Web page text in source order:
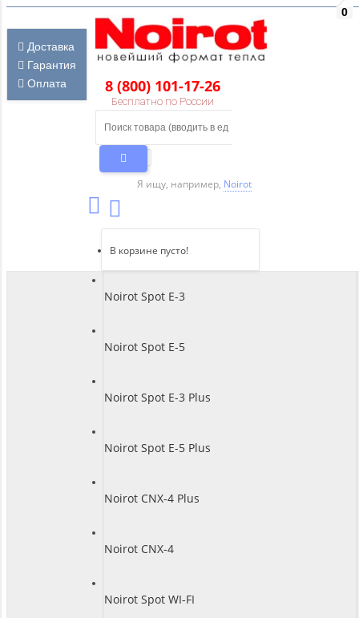
Доставка
Гарантия
Оплата
8 (800) 101-17-26
Бесплатно по России
Я ищу, например, Noirot
0
В корзине пусто!
Noirot Spot E-3
Noirot Spot E-5
Noirot Spot E-3 Plus
Noirot Spot E-5 Plus
Noirot CNX-4 Plus
Noirot CNX-4
Noirot Spot WI-FI